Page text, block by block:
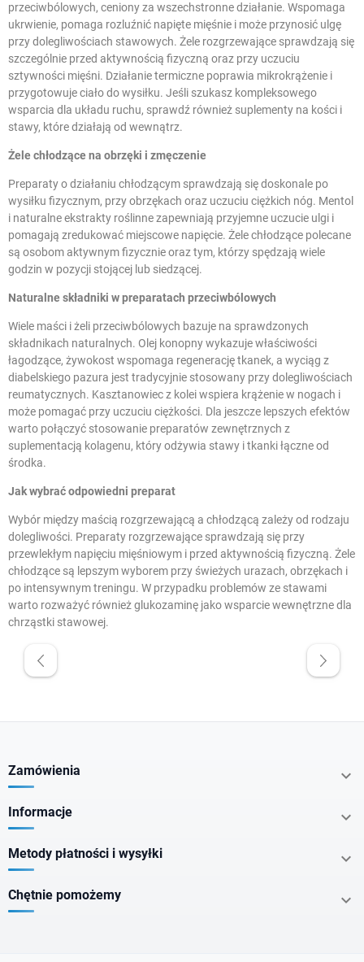
Cena
zł
przeciwbólowych, ceniony za wszechstronne działanie. Wspomaga
ukrwienie, pomaga rozluźnić napięte mięśnie i może przynosić ulgę
przy dolegliwościach stawowych. Żele rozgrzewające sprawdzają się
szczególnie przed aktywnością fizyczną oraz przy uczuciu
sztywności mięśni. Działanie termiczne poprawia mikrokrążenie i
przygotowuje ciało do wysiłku. Jeśli szukasz kompleksowego
wsparcia dla układu ruchu, sprawdź również suplementy na kości i
stawy, które działają od wewnątrz.
Żele chłodzące na obrzęki i zmęczenie
Preparaty o działaniu chłodzącym sprawdzają się doskonale po
wysiłku fizycznym, przy obrzękach oraz uczuciu ciężkich nóg. Mentol
i naturalne ekstrakty roślinne zapewniają przyjemne uczucie ulgi i
pomagają zredukować miejscowe napięcie. Żele chłodzące polecane
są osobom aktywnym fizycznie oraz tym, którzy spędzają wiele
godzin w pozycji stojącej lub siedzącej.
Naturalne składniki w preparatach przeciwbólowych
Wiele maści i żeli przeciwbólowych bazuje na sprawdzonych
składnikach naturalnych. Olej konopny wykazuje właściwości
łagodzące, żywokost wspomaga regenerację tkanek, a wyciąg z
diabelskiego pazura jest tradycyjnie stosowany przy dolegliwościach
reumatycznych. Kasztanowiec z kolei wspiera krążenie w nogach i
może pomagać przy uczuciu ciężkości. Dla jeszcze lepszych efektów
warto połączyć stosowanie preparatów zewnętrznych z
suplementacją kolagenu, który odżywia stawy i tkanki łączne od
środka.
Jak wybrać odpowiedni preparat
Wybór między maścią rozgrzewającą a chłodzącą zależy od rodzaju
dolegliwości. Preparaty rozgrzewające sprawdzają się przy
przewlekłym napięciu mięśniowym i przed aktywnością fizyczną. Żele
chłodzące są lepszym wyborem przy świeżych urazach, obrzękach i
po intensywnym treningu. W przypadku problemów ze stawami
warto rozważyć równieżglukozaminę jako wsparcie wewnętrzne dla
chrząstki stawowej.
Zamówienia 
Informacje 
Metody płatności i wysyłki 
Chętnie pomożemy 